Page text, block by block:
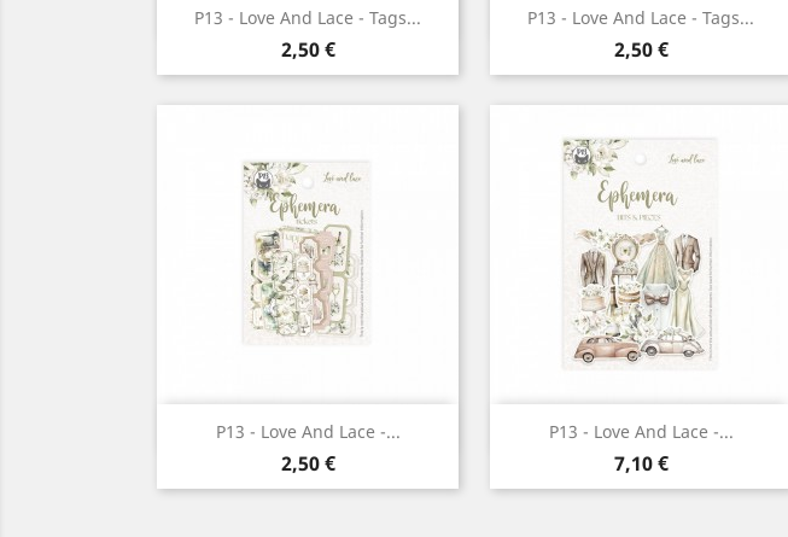
P13 - Love And Lace - Tags...
Prix
2,50 €
Aperçu rapide P13 - Love And Lace - Tags...
Prix
2,50 €
Aperçu rapide
P13 - Love And Lace -...
Prix
2,50 €
 Aperçu rapide P13 - Love And Lace -...
Prix
7,10 €
 Aperçu rapide